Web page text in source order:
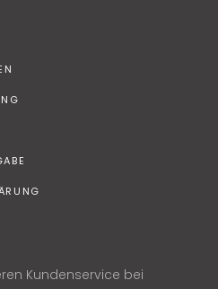
Kundenservice bei